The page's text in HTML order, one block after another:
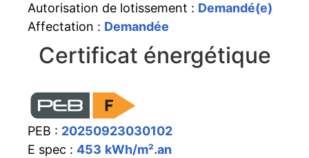
Autorisation de lotissement : Demandé(e)
Affectation : Demandée
Certificat énergétique
PEB : 20250923030102
E spec : 453 kWh/m².an